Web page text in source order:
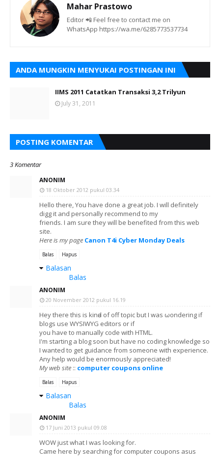
Mahar Prastowo
Editor 📲 Feel free to contact me on
WhatsApp https://wa.me/6285773537734
ANDA MUNGKIN MENYUKAI POSTINGAN INI
IIMS 2011 Catatkan Transaksi 3,2 Trilyun
July 31, 2011
POSTING KOMENTAR
3 Komentar
ANONIM
18 Oktober 2012 pukul 03.34
Hello there, You have done a great job. I will definitely
digg it and personally recommend to my
friends. I am sure they will be benefited from this web
site.
Here is my page Canon T4i Cyber Monday Deals
Balas Hapus
Balasan
Balas
ANONIM
20 November 2012 pukul 16.19
Hey theгe this iѕ kinԁа of off toρic but Ι was ωondering if
blοgs use WYSIWYG editοrs or if
you havе to mаnually code with HTML.
I'm starting a blog soon but have no coding knowledge so
I wanted to get guidance from someone with experience.
Any help would be enormously appreciated!
My web site :: computer coupons online
Balas Hapus
Balasan
Balas
ANONIM
17 Juni 2013 pukul 09.08
WOW just what I was lοoking fοr.
Саmе here by searching for computеr coupons asus